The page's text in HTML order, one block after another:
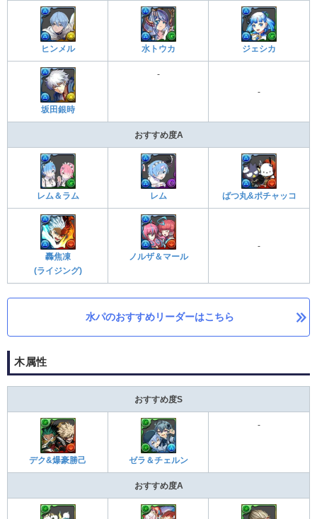
ヒンメル 水トウカ ジェシカ
坂田銀時
-
-
おすすめ度A
レム＆ラム レム ばつ丸&ポチャッコ
轟焦凍
(ライジング)
ノルザ＆マール
-
水パのおすすめリーダーはこちら
木属性
おすすめ度S
デク&爆豪勝己 ゼラ＆チェルン
-
おすすめ度A